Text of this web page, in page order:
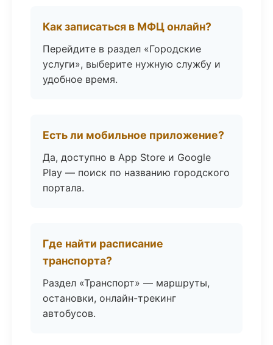
Как записаться в МФЦ онлайн?
Перейдите в раздел «Городские
услуги», выберите нужную службу и
удобное время.
Есть ли мобильное приложение?
Да, доступно в App Store и Google
Play — поиск по названию городского
портала.
Где найти расписание
транспорта?
Раздел «Транспорт» — маршруты,
остановки, онлайн-трекинг
автобусов.